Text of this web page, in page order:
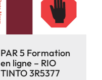
PAR 5 Formation
en ligne – RIO
TINTO 3R5377